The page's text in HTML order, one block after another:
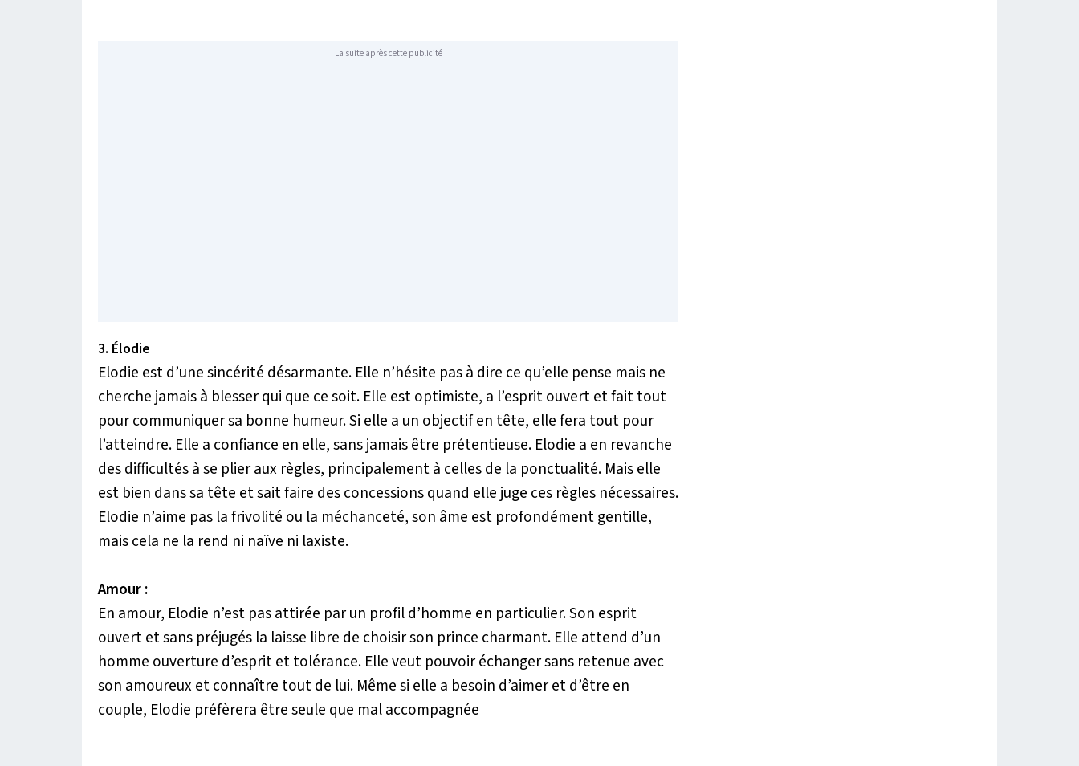
La suite après cette publicité
3. Élodie
Elodie est d’une sincérité désarmante. Elle n’hésite pas à dire ce qu’elle pense mais ne
cherche jamais à blesser qui que ce soit. Elle est optimiste, a l’esprit ouvert et fait tout
pour communiquer sa bonne humeur. Si elle a un objectif en tête, elle fera tout pour
l’atteindre. Elle a confiance en elle, sans jamais être prétentieuse. Elodie a en revanche
des difficultés à se plier aux règles, principalement à celles de la ponctualité. Mais elle
est bien dans sa tête et sait faire des concessions quand elle juge ces règles nécessaires.
Elodie n’aime pas la frivolité ou la méchanceté, son âme est profondément gentille,
mais cela ne la rend ni naïve ni laxiste.
Amour :
En amour, Elodie n’est pas attirée par un profil d’homme en particulier. Son esprit
ouvert et sans préjugés la laisse libre de choisir son prince charmant. Elle attend d’un
homme ouverture d’esprit et tolérance. Elle veut pouvoir échanger sans retenue avec
son amoureux et connaître tout de lui. Même si elle a besoin d’aimer et d’être en
couple, Elodie préfèrera être seule que mal accompagnée